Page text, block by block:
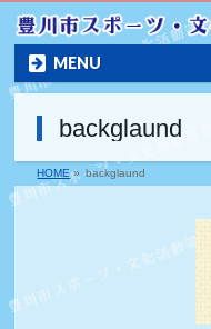
MENU
backglaund
HOME» backglaund